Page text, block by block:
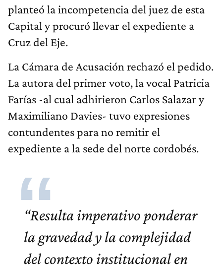
planteó la incompetencia del juez de esta
Capital y procuró llevar el expediente a
Cruz del Eje.
La Cámara de Acusación rechazó el pedido.
La autora del primer voto, la vocal Patricia
Farías -al cual adhirieron Carlos Salazar y
Maximiliano Davies- tuvo expresiones
contundentes para no remitir el
expediente a la sede del norte cordobés.
“Resulta imperativo ponderar
la gravedad y la complejidad
del contexto institucionalen